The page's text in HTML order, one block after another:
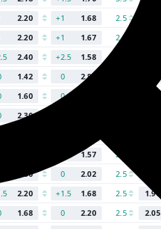
2.20 +1 1.68 2.5
2.20 +1 1.67 2.5
2.40 +2.5 1.58
1.42 0 2.85
1.60 0
2.30
1.57 2.5
1.80 0 2.02 2.5
2.20 +1.5 1.68 2.5 1.90
1.68 0 2.20 2.5 2.05